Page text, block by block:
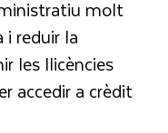
molt
reduir la
les llicències
accedir a crèdit